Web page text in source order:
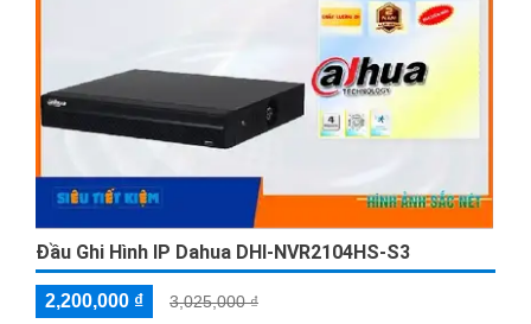
Đầu Ghi Hình IP Dahua DHI-NVR2104HS-S3
2,200,000 ₫ 3,025,000 ₫